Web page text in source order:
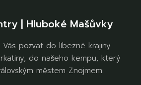
| Hluboké Mašůvky
Vás pozvat do líbezné krajiny
do našeho kempu, který
městem Znojmem.